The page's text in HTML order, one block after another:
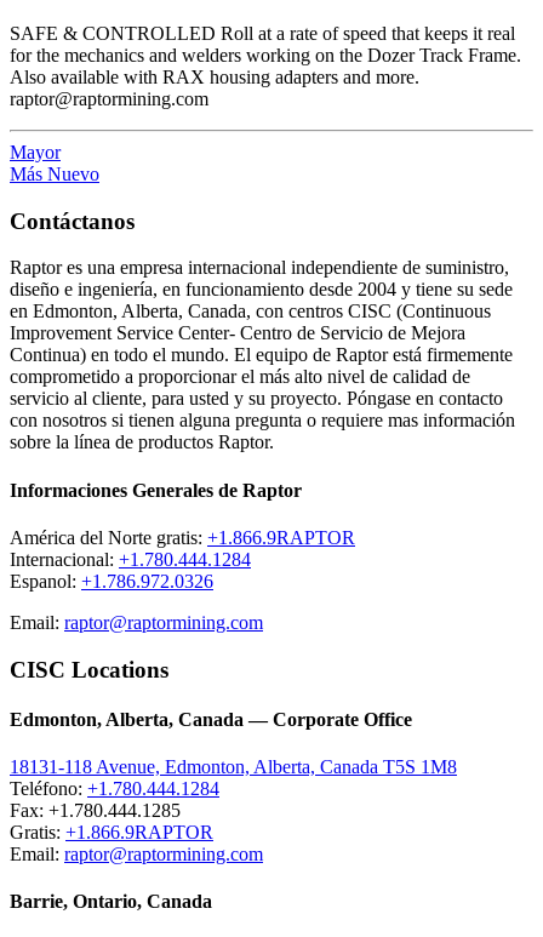
SAFE & CONTROLLED Roll at a rate of speed that keeps it real
for the mechanics and welders working on the Dozer Track Frame.
Also available with RAX housing adapters and more.
raptor@raptormining.com
Mayor
Más Nuevo
Contáctanos
Raptor es una empresa internacional independiente de suministro,
diseño e ingeniería, en funcionamiento desde 2004 y tiene su sede
en Edmonton, Alberta, Canada, con centros CISC (Continuous
Improvement Service Center- Centro de Servicio de Mejora
Continua) en todo el mundo. El equipo de Raptor está firmemente
comprometido a proporcionar el más alto nivel de calidad de
servicio al cliente, para usted y su proyecto. Póngase en contacto
con nosotros si tienen alguna pregunta o requiere mas información
sobre la línea de productos Raptor.
Informaciones Generales de Raptor
América del Norte gratis: +1.866.9RAPTOR
Internacional: +1.780.444.1284
Espanol: +1.786.972.0326
Email: raptor@raptormining.com
CISC Locations
Edmonton, Alberta, Canada — Corporate Office
18131-118 Avenue, Edmonton, Alberta, Canada T5S 1M8
Teléfono: +1.780.444.1284
Fax: +1.780.444.1285
Gratis: +1.866.9RAPTOR
Email: raptor@raptormining.com
Barrie, Ontario, Canada